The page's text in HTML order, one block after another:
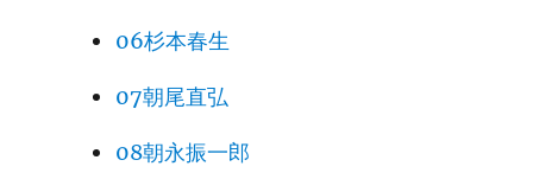
06杉本春生
07朝尾直弘
08朝永振一郎